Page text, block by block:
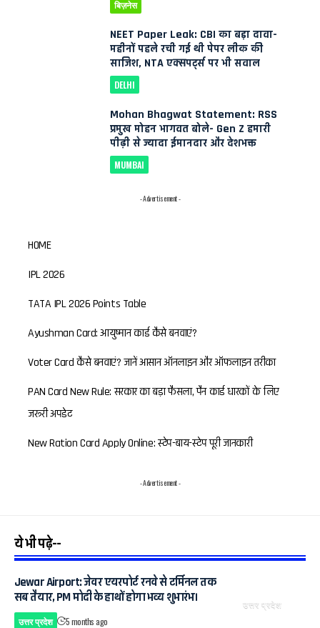
बिज़नेस
NEET Paper Leak: CBI का बड़ा दावा-
महीनों पहले रची गई थी पेपर लीक की
साजिश, NTA एक्सपर्ट्स पर भी सवाल
DELHI
Mohan Bhagwat Statement: RSS
प्रमुख मोहन भागवत बोले- Gen Z हमारी
पीढ़ी से ज्यादा ईमानदार और देशभक्त
MUMBAI
- Advertisement -
HOME
IPL 2026
TATA IPL 2026 Points Table
Ayushman Card: आयुष्मान कार्ड कैसे बनवाएं?
Voter Card कैसे बनवाएं? जानें आसान ऑनलाइन और ऑफलाइन तरीका
PAN Card New Rule: सरकार का बड़ा फैसला, पैन कार्ड धारकों के लिए
जरूरी अपडेट
New Ration Card Apply Online: स्टेप-बाय-स्टेप पूरी जानकारी
- Advertisement -
ये भी पढ़े--
उत्तर प्रदेश
Jewar Airport: जेवर एयरपोर्ट रनवे से टर्मिनल तक
सब तैयार, PM मोदी के हाथों होगा भव्य शुभारंभ।
उत्तर प्रदेश 5 months ago